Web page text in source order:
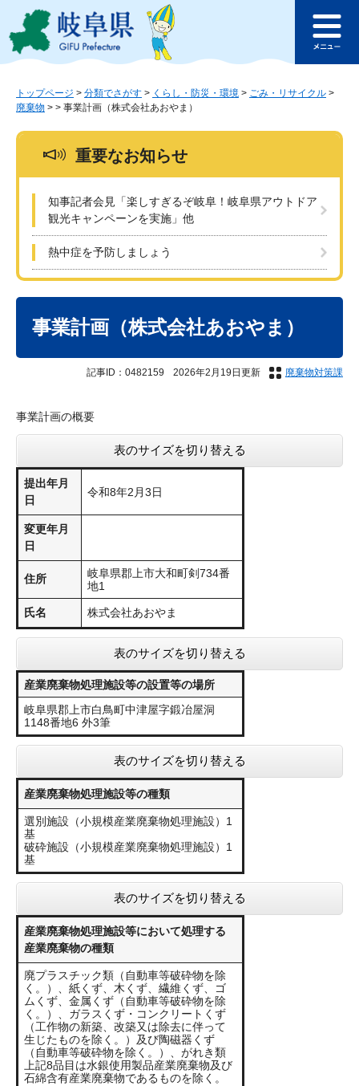
ジ
ュ
このページの本文へ
ュ
トップページ > 分類でさがす > くらし・防災・環境 > ごみ・リサイクル >
廃棄物 > > 事業計画（株式会社あおやま）
重要なお知らせ
知事記者会見「楽しすぎるぞ岐阜！岐阜県アウトドア
観光キャンペーンを実施」他
熱中症を予防しましょう
事業計画（株式会社あおやま）
記事ID：0482159 2026年2月19日更新 廃棄物対策課
事業計画の概要
表のサイズを切り替える
提出年月
日
令和8年2月3日
変更年月
日
住所
岐阜県郡上市大和町剣734番
地1
氏名 株式会社あおやま
表のサイズを切り替える
産業廃棄物処理施設等の設置等の場所
​岐阜県郡上市白鳥町中津屋字鍛冶屋洞
1148番地6 外3筆
表のサイズを切り替える
産業廃棄物処理施設等の種類
選別施設（小規模産業廃棄物処理施設）1
基
破砕施設（小規模産業廃棄物処理施設）1
基
表のサイズを切り替える
産業廃棄物処理施設等において処理する
産業廃棄物の種類
廃プラスチック類（自動車等破砕物を除
く。）、紙くず、木くず、繊維くず、ゴ
ムくず、金属くず（自動車等破砕物を除
く。）、ガラスくず・コンクリートくず
（工作物の新築、改築又は除去に伴って
生じたものを除く。）及び陶磁器くず
（自動車等破砕物を除く。）、がれき類
上記8品目は水銀使用製品産業廃棄物及び
石綿含有産業廃棄物であるものを除く。